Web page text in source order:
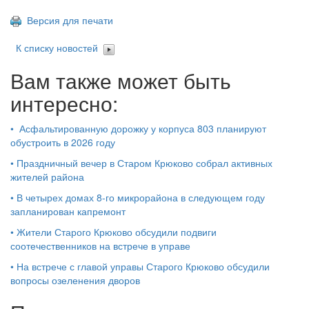
Версия для печати
К списку новостей
Вам также может быть
интересно:
• Асфальтированную дорожку у корпуса 803 планируют
обустроить в 2026 году
• Праздничный вечер в Старом Крюково собрал активных
жителей района
• В четырех домах 8-го микрорайона в следующем году
запланирован капремонт
• Жители Старого Крюково обсудили подвиги
соотечественников на встрече в управе
• На встрече с главой управы Старого Крюково обсудили
вопросы озеленения дворов